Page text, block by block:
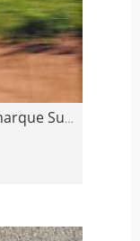
Cherche tout velo ou vtt de marque Sunn année 90